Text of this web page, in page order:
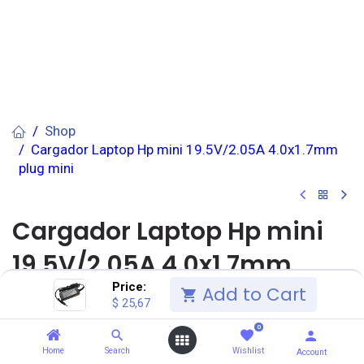
Price:
$ 25,67 Add to Cart
Home Search
0
Wishlist Account
Shop
Cargador Laptop Hp mini 19.5V/2.05A 4.0x1.7mm
plug mini
Cargador Laptop Hp mini
19.5V/2.05A 4.0x1.7mm
plug mini
(0 reseña)
SALCEDO (1.0) Unidad(es)